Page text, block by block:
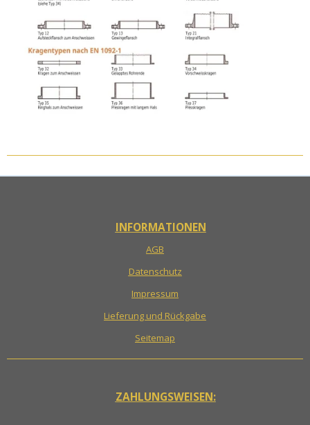
INFORMATIONEN
AGB
Datenschutz
Impressum
Lieferung und Rückgabe
Seitemap
ZAHLUNGSWEISEN: